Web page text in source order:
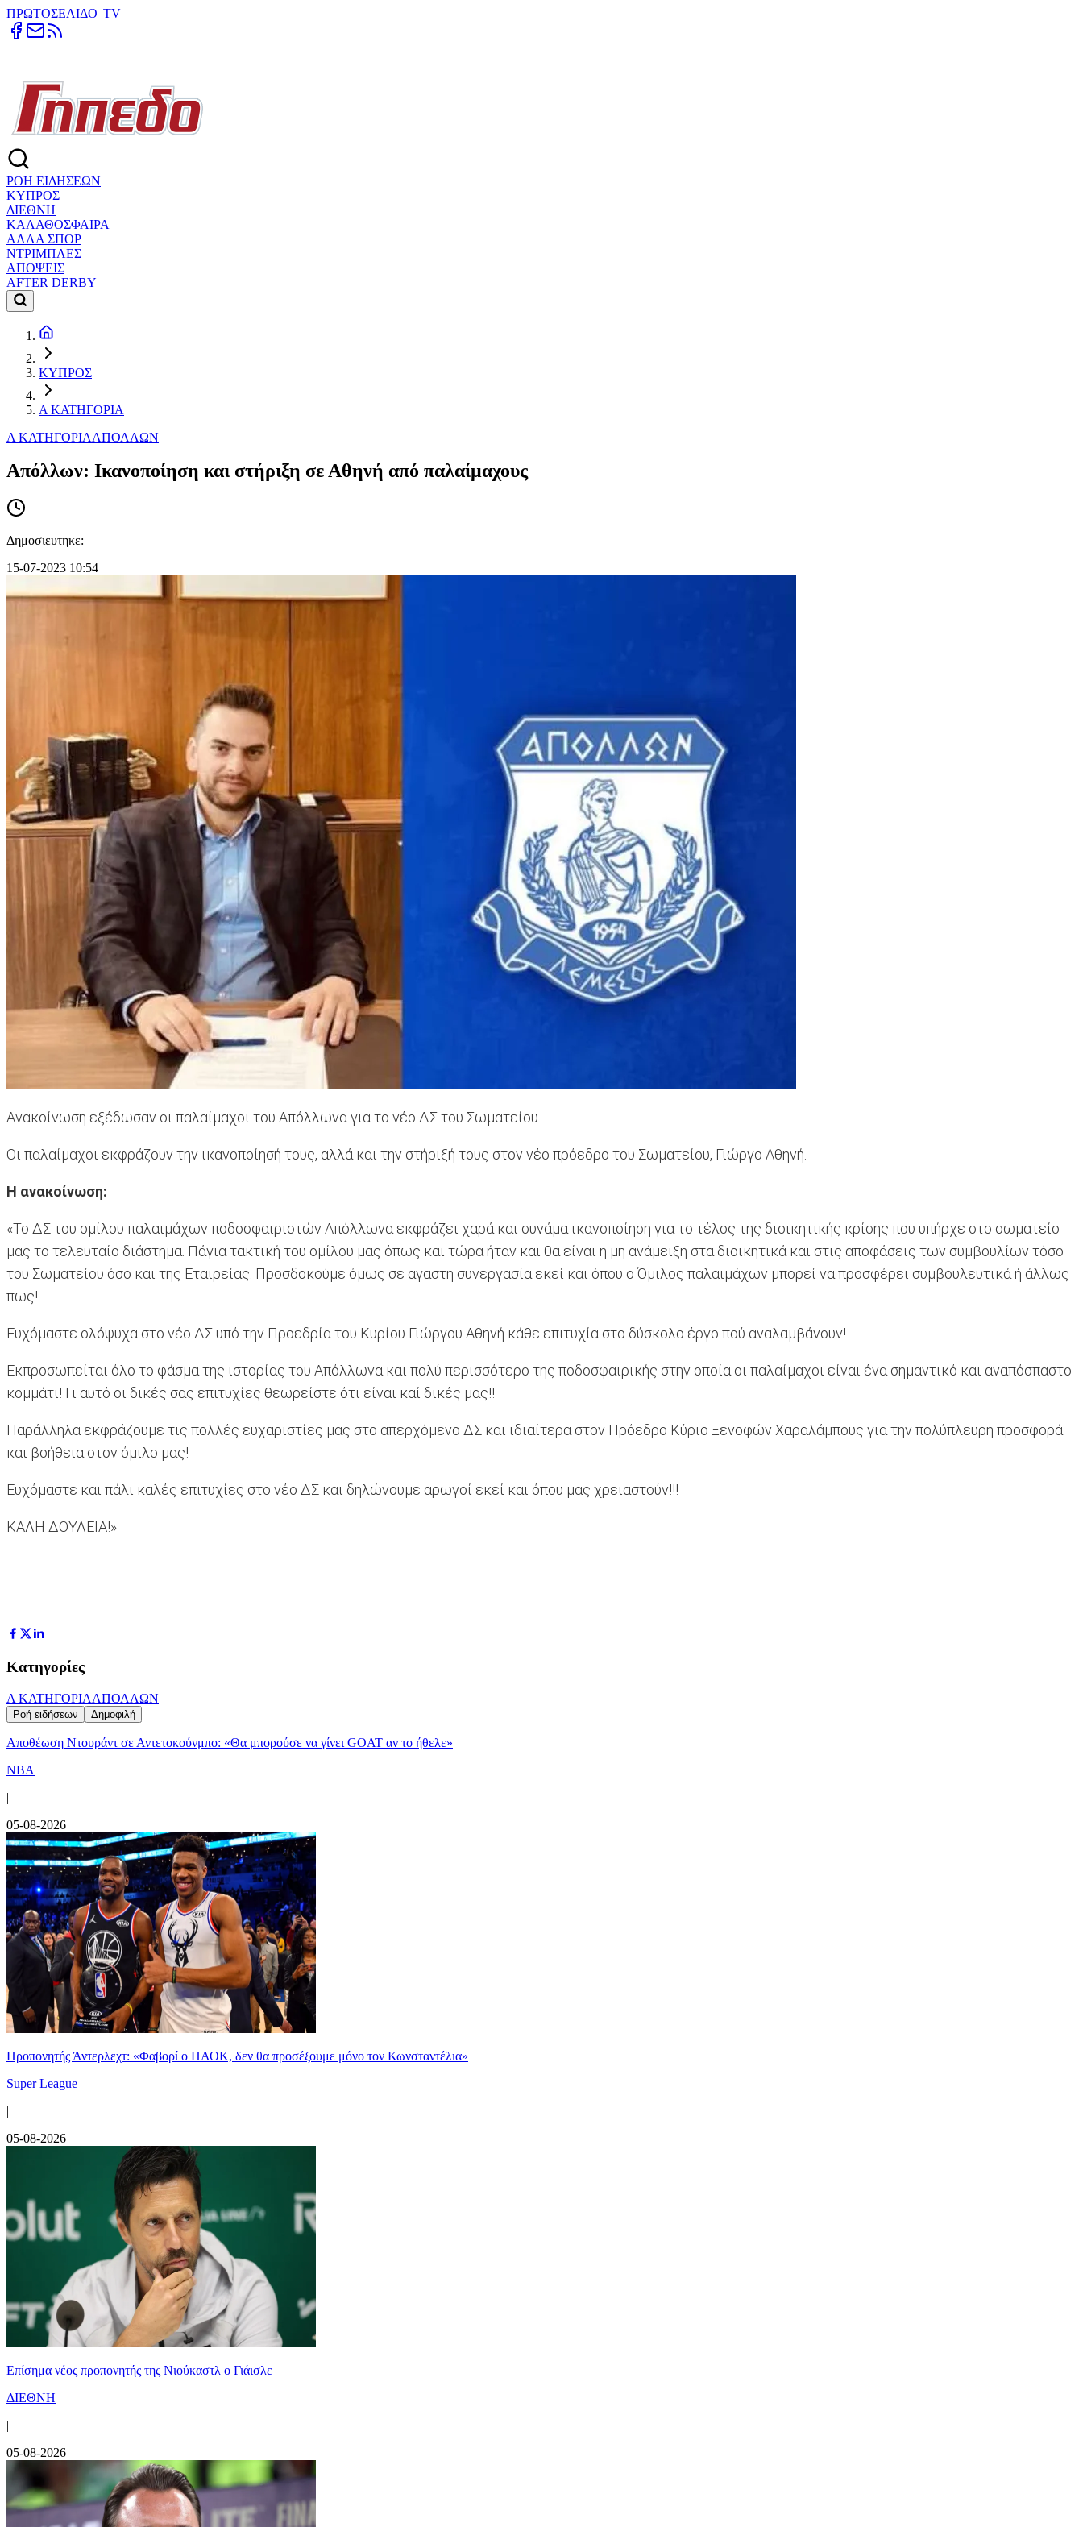
ΠΡΩΤΟΣΕΛΙΔΟ |TV
ΡΟΗ ΕΙΔΗΣΕΩΝ
ΚΥΠΡΟΣ
ΔΙΕΘΝΗ
ΚΑΛΑΘΟΣΦΑΙΡΑ
ΑΛΛΑ ΣΠΟΡ
ΝΤΡΙΜΠΛΕΣ
ΑΠΟΨΕΙΣ
AFTER DERBY
ΚΥΠΡΟΣ
Α ΚΑΤΗΓΟΡΙΑ
Α ΚΑΤΗΓΟΡΙΑΑΠΟΛΛΩΝ
Απόλλων: Ικανοποίηση και στήριξη σε Αθηνή από παλαίμαχους
Δημοσιευτηκε:
15-07-2023 10:54
Ανακοίνωση εξέδωσαν οι παλαίμαχοι του Απόλλωνα για το νέο ΔΣ του Σωματείου.
Οι παλαίμαχοι εκφράζουν την ικανοποίησή τους, αλλά και την στήριξή τους στον νέο πρόεδρο του Σωματείου, Γιώργο Αθηνή.
Η ανακοίνωση:
«Το ΔΣ του ομίλου παλαιμάχων ποδοσφαιριστών Απόλλωνα εκφράζει χαρά και συνάμα ικανοποίηση για το τέλος της διοικητικής κρίσης που υπήρχε στο σωματείο
μας το τελευταίο διάστημα. Πάγια τακτική του ομίλου μας όπως και τώρα ήταν και θα είναι η μη ανάμειξη στα διοικητικά και στις αποφάσεις των συμβουλίων τόσο
του Σωματείου όσο και της Εταιρείας. Προσδοκούμε όμως σε αγαστη συνεργασία εκεί και όπου ο Όμιλος παλαιμάχων μπορεί να προσφέρει συμβουλευτικά ή άλλως
πως!
Ευχόμαστε ολόψυχα στο νέο ΔΣ υπό την Προεδρία του Κυρίου Γιώργου Αθηνή κάθε επιτυχία στο δύσκολο έργο πού αναλαμβάνουν!
Εκπροσωπείται όλο το φάσμα της ιστορίας του Απόλλωνα και πολύ περισσότερο της ποδοσφαιρικής στην οποία οι παλαίμαχοι είναι ένα σημαντικό και αναπόσπαστο
κομμάτι! Γι αυτό οι δικές σας επιτυχίες θεωρείστε ότι είναι καί δικές μας!!
Παράλληλα εκφράζουμε τις πολλές ευχαριστίες μας στο απερχόμενο ΔΣ και ιδιαίτερα στον Πρόεδρο Κύριο Ξενοφών Χαραλάμπους για την πολύπλευρη προσφορά
και βοήθεια στον όμιλο μας!
Ευχόμαστε και πάλι καλές επιτυχίες στο νέο ΔΣ και δηλώνουμε αρωγοί εκεί και όπου μας χρειαστούν!!!
ΚΑΛΗ ΔΟΥΛΕΙΑ!»
Κατηγορίες
Α ΚΑΤΗΓΟΡΙΑΑΠΟΛΛΩΝ
Ροή ειδήσεων Δημοφιλή
Αποθέωση Ντουράντ σε Αντετοκούνμπο: «Θα μπορούσε να γίνει GOAT αν το ήθελε»
NBA
|
05-08-2026
Προπονητής Άντερλεχτ: «Φαβορί ο ΠΑΟΚ, δεν θα προσέξουμε μόνο τον Κωνσταντέλια»
Super League
|
05-08-2026
Επίσημα νέος προπονητής της Νιούκαστλ ο Γιάισλε
ΔΙΕΘΝΗ
|
05-08-2026